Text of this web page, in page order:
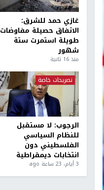
غازي حمد للشرق:
الاتفاق حصيلة مفاوضات
طويلة استمرت ستة
شهور
منذ 16 ثانية
تصريحات خاصة
الرجوب: لا مستقبل
للنظام السياسي
الفلسطيني دون
انتخابات ديمقراطية
3 أيام، 23 ساعة ago